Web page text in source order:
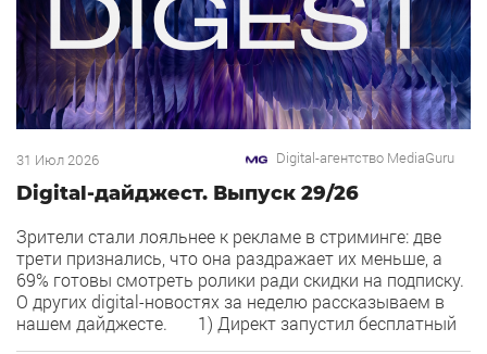
31 Июл 2026 Digital-агентство MediaGuru
Digital-дайджест. Выпуск 29/26
Зрители стали лояльнее к рекламе в стриминге: две
трети признались, что она раздражает их меньше, а
69% готовы смотреть ролики ради скидки на подписку.
О других digital-новостях за неделю рассказываем в
нашем дайджесте. 1) Директ запустил бесплатный